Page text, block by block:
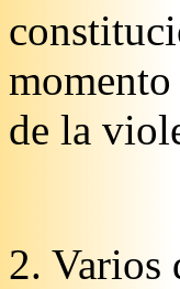
de la
2. Varios